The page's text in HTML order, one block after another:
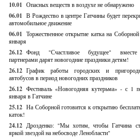
10.01 Опасных веществ в воздухе не обнаружено
06.01 В Рождество в центре Гатчины будет
автомобильное движение
06.01 Торжественное открытие катка на
января
26.12 Фонд "Счастливое будущее"
партнерами дарят новогодние праздники детям!
26.12 График работы городских и
автобусов в период новогодних праздников
26.12 Фестиваль «Новогодняя кутерьма» - с 1
января в Гатчине
25.12 На Соборной готовится к открытию
каток!
24.12 Дрозденко: "Мы хотим, чтобы Гатчина
яркой звездой на небосводе Ленобласти"